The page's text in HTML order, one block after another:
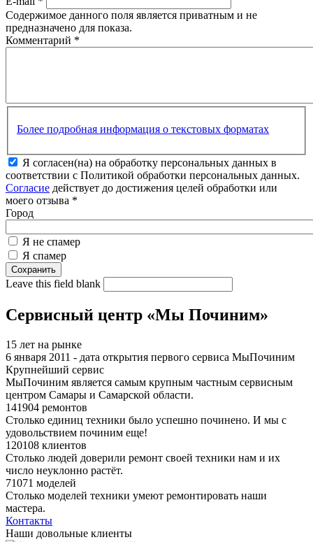
Содержимое данного поля является приватным и не
предназначено для показа.
Комментарий *
Более подробная информация о текстовых форматах
Я согласен(на) на обработку персональных данных в
соответствии с Политикой обработки персональных данных.
Согласие действует до достижения целей обработки или
моего отзыва *
Город
Я не спамер
Я спамер
Leave this field blank
Сервисный центр «Мы Починим»
15 лет на рынке
6 января 2011 - дата открытия первого сервиса МыПочиним
Крупнейший сервис
МыПочиним является самым крупным частным сервисным
центром Самары и Самарской области.
141904 ремонтов
Столько единиц техники было успешно починено. И мы с
удовольствием починим еще!
120108 клиентов
Столько людей доверили ремонт своей техники нам и их
число неуклонно растёт.
71071 моделей
Столько моделей техники умеют ремонтировать наши
мастера.
Контакты
Наши довольные клиенты